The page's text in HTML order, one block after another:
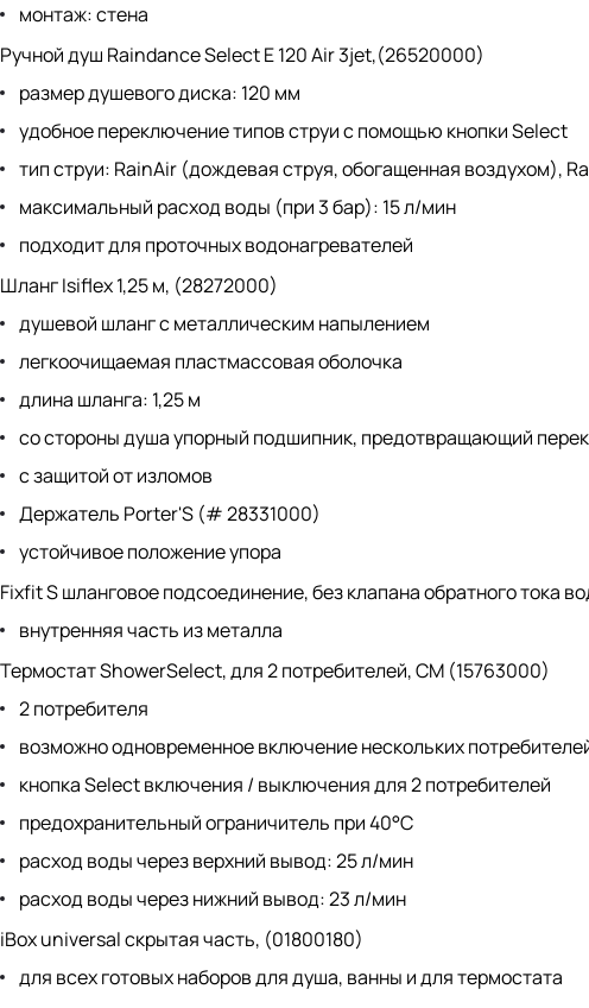
монтаж: стена
Ручной душ Raindance Select E 120 Air 3jet,(26520000)
размер душевого диска: 120 мм
удобное переключение типов струи с помощью кнопки Select
тип струи: RainAir (дождевая струя, обогащенная воздухом),
максимальный расход воды (при 3 бар): 15 л/мин
подходит для проточных водонагревателей
Шланг Isiflex 1,25 м, (28272000)
душевой шланг с металлическим напылением
легкоочищаемая пластмассовая оболочка
длина шланга: 1,25 м
со стороны душа упорный подшипник, предотвращающий
с защитой от изломов
Держатель Porter'S (# 28331000)
устойчивое положение упора
Fixfit S шланговое подсоединение, без клапана обратного тока
внутренняя часть из металла
Термостат ShowerSelect, для 2 потребителей, СМ (15763000)
2 потребителя
возможно одновременное включение нескольких
кнопка Select включения / выключения для 2 потребителей
предохранительный ограничитель при 40°C
расход воды через верхний вывод: 25 л/мин
расход воды через нижний вывод: 23 л/мин
iBox universal скрытая часть, (01800180)
для всех готовых наборов для душа, ванны и для термостата